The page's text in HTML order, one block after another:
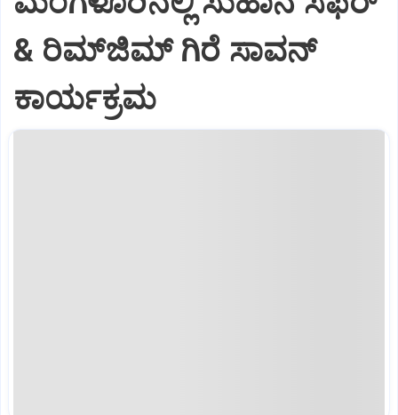
& ರಿಮ್‌ಜಿಮ್ ಗಿರೆ ಸಾವನ್
ಕಾರ್ಯಕ್ರಮ